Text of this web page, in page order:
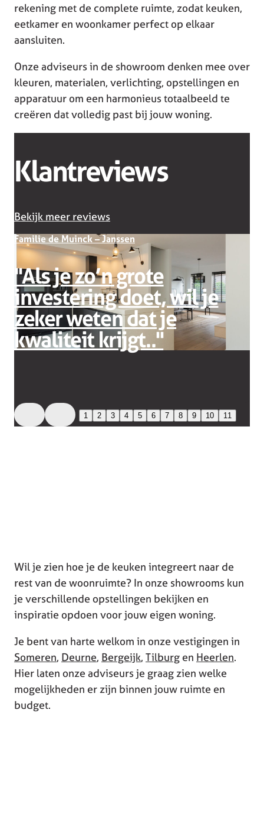
rekening met de complete ruimte, zodat keuken,
eetkamer en woonkamer perfect op elkaar
aansluiten.
Onze adviseurs in de showroom denken mee over
kleuren, materialen, verlichting, opstellingen en
apparatuur om een harmonieus totaalbeeld te
creëren dat volledig past bij jouw woning.
Klantreviews
Bekijk meer reviews
Familie de Muinck – Janssen
''Als je zo’n grote
investering doet, wil je
zeker weten dat je
kwaliteit krijgt..''
1 2 3 4 5 6 7 8 9 10 11
Wil je zien hoe je de keuken integreert naar de
rest van de woonruimte? In onze showrooms kun
je verschillende opstellingen bekijken en
inspiratie opdoen voor jouw eigen woning.
Je bent van harte welkom in onze vestigingen in
Someren, Deurne, Bergeijk, Tilburg en Heerlen.
Hier laten onze adviseurs je graag zien welke
mogelijkheden er zijn binnen jouw ruimte en
budget.